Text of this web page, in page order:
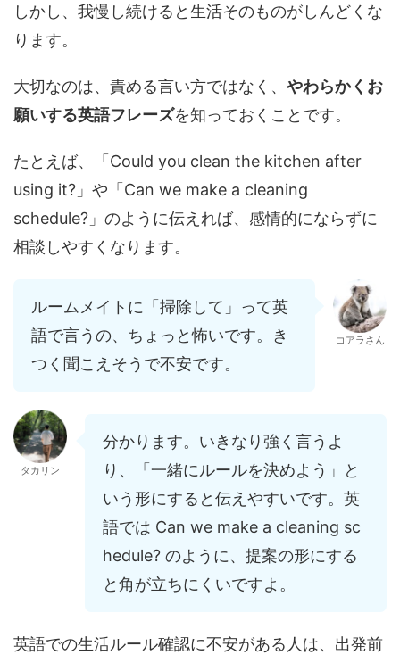
しかし、我慢し続けると生活そのものがしんどくな
ります。
大切なのは、責める言い方ではなく、 やわらかくお
願いする英語フレーズを知っておくことです。
たとえば、「Could you clean the kitchen after
using it?」や「Can we make a cleaning
schedule?」のように伝えれば、感情的にならずに
相談しやすくなります。
ルームメイトに「掃除して」って英
語で言うの、ちょっと怖いです。き
つく聞こえそうで不安です。
コアラさん
タカリン
分かります。いきなり強く言うよ
り、「一緒にルールを決めよう」と
いう形にすると伝えやすいです。英
語では Can we make a cleaning sc
hedule? のように、提案の形にする
と角が立ちにくいですよ。
英語での生活ルール確認に不安がある人は、出発前